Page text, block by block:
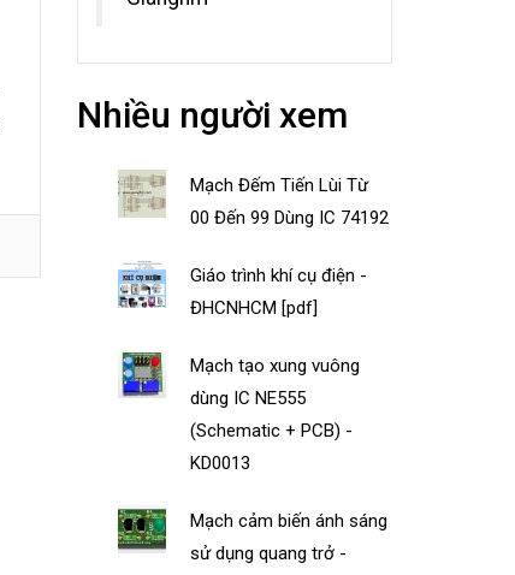
Nhiều người xem
Mạch Đếm Tiến Lùi Từ
00 Đến 99 Dùng IC 74192
Giáo trình khí cụ điện -
ĐHCNHCM [pdf]
Mạch tạo xung vuông
dùng IC NE555
(Schematic + PCB) -
KD0013
Mạch cảm biến ánh sáng
sử dụng quang trở -